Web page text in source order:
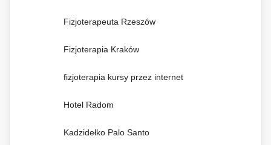
Fizjoterapeuta Rzeszów
Fizjoterapia Kraków
fizjoterapia kursy przez internet
Hotel Radom
Kadzidełko Palo Santo